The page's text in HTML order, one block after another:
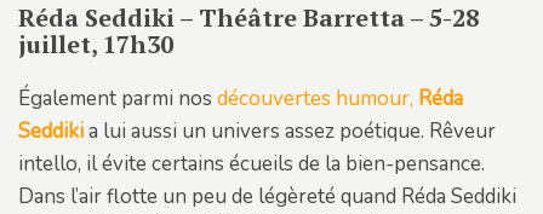
Réda Seddiki – Théâtre Barretta – 5-28
juillet, 17h30
Également parmi nos découvertes humour, Réda
Seddikia lui aussi un univers assez poétique. Rêveur
intello, il évite certains écueils de la bien-pensance.
Dans l’air flotte un peu de légèreté quand Réda Seddiki